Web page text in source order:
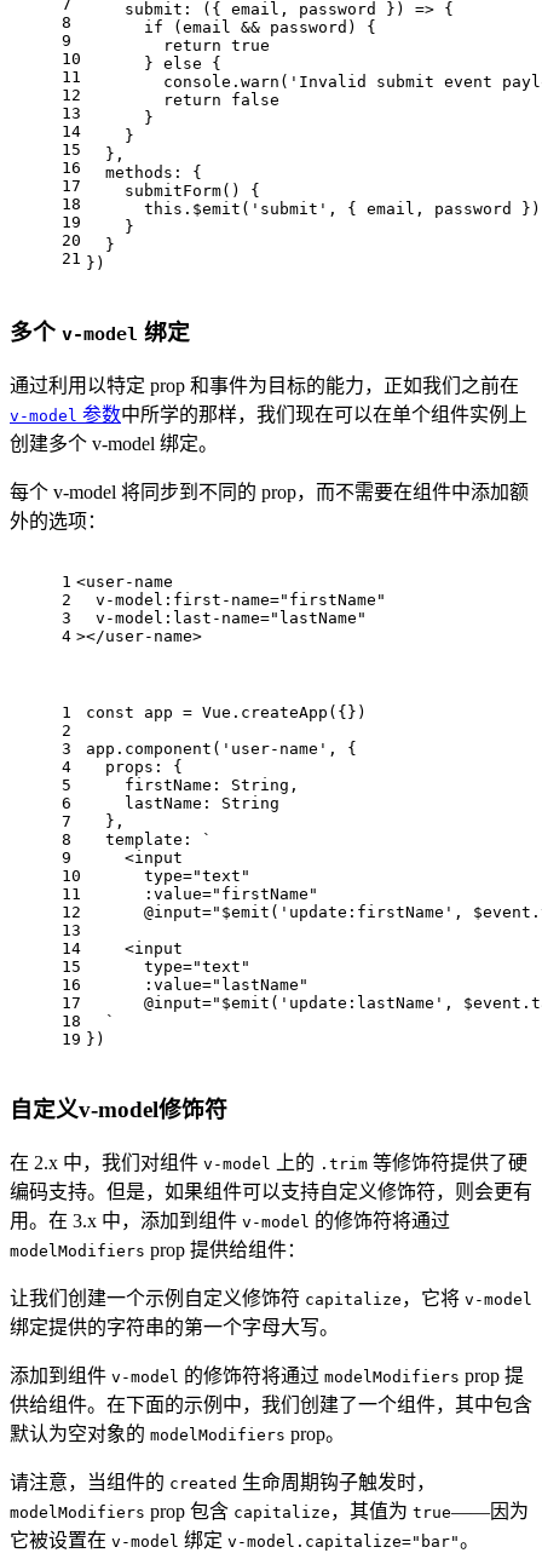
7
8
9
10
11
12
13
14
15
16
17
18
19
20
21
submit : ( { email, password } ) => {
if (email && password) {
return true
      }
else {
console . warn ( 'Invalid submit event
return
false
      }
    }
  },
methods : {
submitForm( ) {
this .$emit( 'submit' , { email, password })
    }
  }
})
多个 v-model 绑定
通过利用以特定 prop 和事件为目标的能力，正如我们之前在
v-model 参数中所学的那样，我们现在可以在单个组件实例上
创建多个 v-model 绑定。
每个 v-model 将同步到不同的 prop，而不需要在组件中添加额
外的选项：
1
2
3
4
<user-name
v-model:first-name="firstName"
v-model:last-name="lastName"
></user-name>
1
2
3
4
5
6
7
8
9
10
11
12
13
14
15
16
17
18
19
const app = Vue . createApp ({})
app. component ( 'user-name' , {
props : {
firstName : String ,
lastName : String
  },
template :
`
    <input
      type="text"
      :value="firstName"
@input="$emit('update:firstName',
    <input
      type="text"
      :value="lastName"
@input="$emit('update:lastName',
  `
})
自定义v-model修饰符
在 2.x 中，我们对组件 v-model 上的 .trim 等修饰符提供了硬
编码支持。但是，如果组件可以支持自定义修饰符，则会更有
用。在 3.x 中，添加到组件 v-model 的修饰符将通过
modelModifiers prop 提供给组件：
让我们创建一个示例自定义修饰符 capitalize ，它将 v-model
绑定提供的字符串的第一个字母大写。
添加到组件 v-model 的修饰符将通过 modelModifiers prop 提
供给组件。在下面的示例中，我们创建了一个组件，其中包含
默认为空对象的 modelModifiers prop。
请注意，当组件的 created 生命周期钩子触发时，
modelModifiers prop 包含 capitalize ，其值为 true——因为
它被设置在 v-model 绑定 v-model.capitalize="bar"。